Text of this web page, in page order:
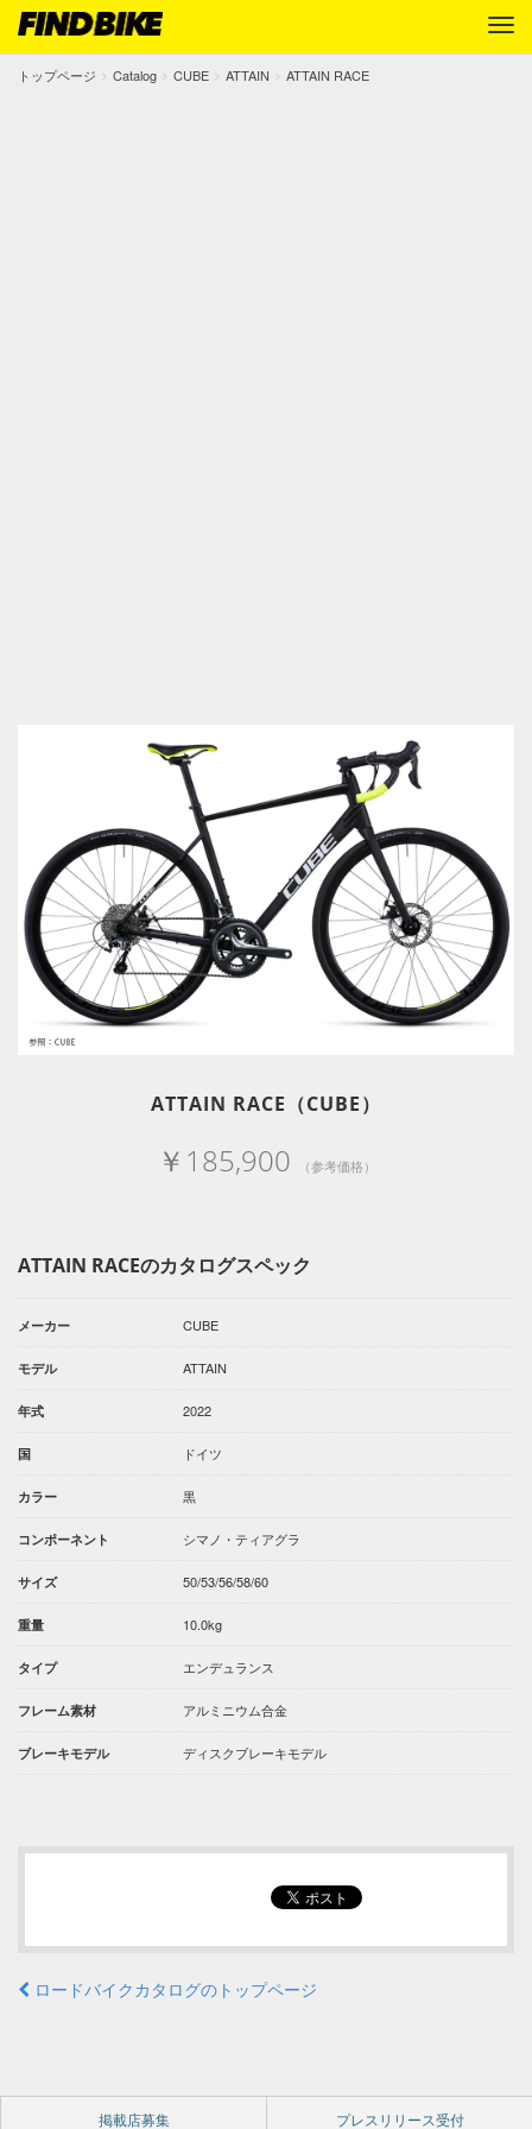
トップページ Catalog CUBE ATTAIN ATTAIN RACE
ATTAIN RACE（CUBE）
￥185,900 （参考価格）
ATTAIN RACEのカタログスペック
メーカー CUBE
モデル ATTAIN
年式 2022
国 ドイツ
カラー 黒
コンポーネント シマノ・ティアグラ
サイズ 50/53/56/58/60
重量 10.0kg
タイプ エンデュランス
フレーム素材 アルミニウム合金
ブレーキモデル ディスクブレーキモデル
ロードバイクカタログのトップページ
掲載店募集 プレスリリース受付